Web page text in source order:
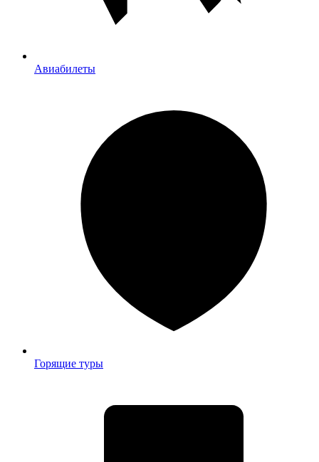
Авиабилеты
Горящие туры